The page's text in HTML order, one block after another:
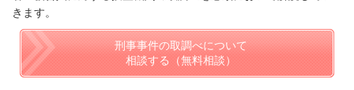
きます。
刑事事件の取調べについて
相談する（無料相談）